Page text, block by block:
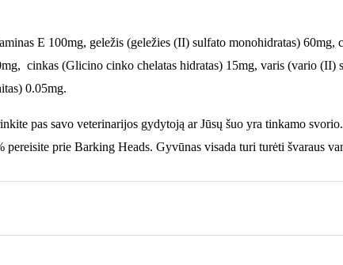
E 100mg, geležis (geležies (II) sulfato monohidratas) 60mg,
cinkas (Glicino cinko chelatas hidratas) 15mg, varis (vario (II)
0.05mg.
pas savo veterinarijos gydytoją ar Jūsų šuo yra tinkamo svorio.
prie Barking Heads. Gyvūnas visada turi turėti švaraus